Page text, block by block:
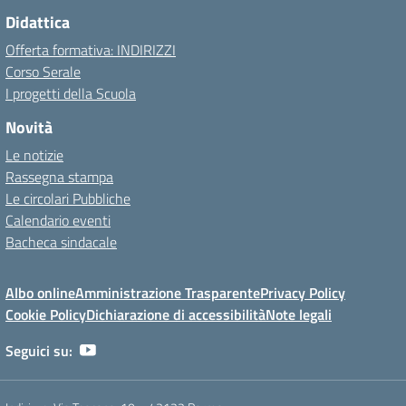
Didattica
Offerta formativa: INDIRIZZI
Corso Serale
I progetti della Scuola
Novità
Le notizie
Rassegna stampa
Le circolari Pubbliche
Calendario eventi
Bacheca sindacale
Albo onlineAmministrazione TrasparentePrivacy Policy
Cookie PolicyDichiarazione di accessibilitàNote legali
Seguici su: